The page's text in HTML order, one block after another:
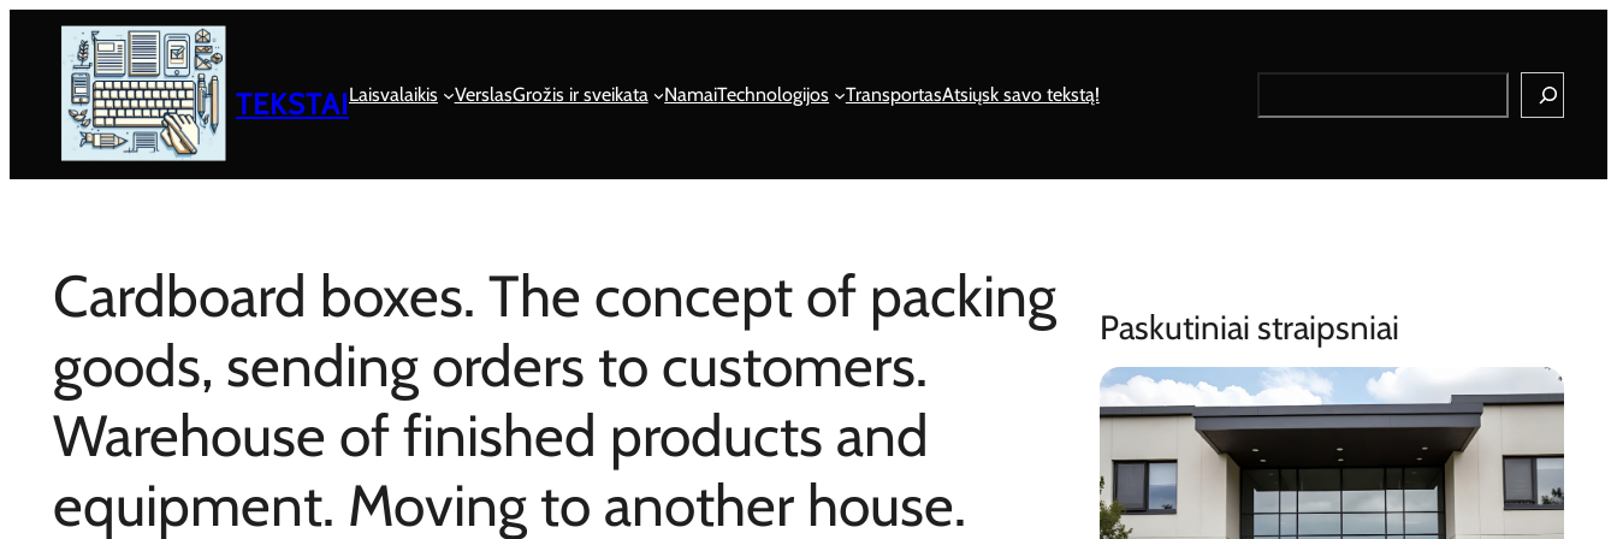
TEKSTAILaisvalaikis VerslasGrožis ir sveikata NamaiTechnologijos TransportasAtsiųsk savo tekstą!
Search
Cardboard boxes. The concept of packing
goods, sending orders to customers.
Warehouse of finished products and
equipment. Moving to another house.
Paskutiniai straipsniai